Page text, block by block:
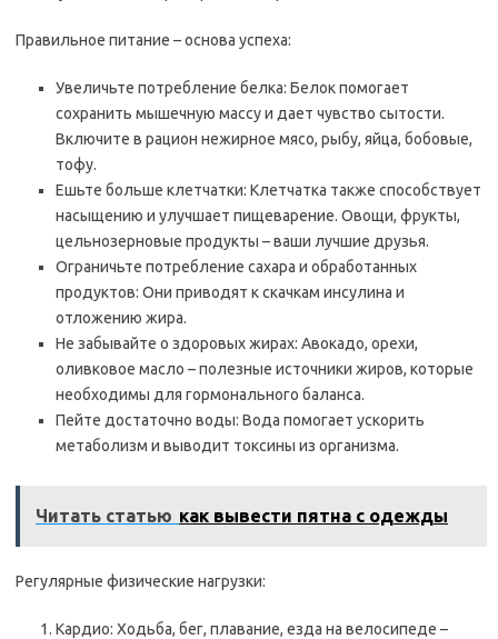
Правильное питание – основа успеха:
Увеличьте потребление белка: Белок помогает
сохранить мышечную массу и дает чувство сытости.
Включите в рацион нежирное мясо, рыбу, яйца, бобовые,
тофу.
Ешьте больше клетчатки: Клетчатка также способствует
насыщению и улучшает пищеварение. Овощи, фрукты,
цельнозерновые продукты – ваши лучшие друзья.
Ограничьте потребление сахара и обработанных
продуктов: Они приводят к скачкам инсулина и
отложению жира.
Не забывайте о здоровых жирах: Авокадо, орехи,
оливковое масло – полезные источники жиров, которые
необходимы для гормонального баланса.
Пейте достаточно воды: Вода помогает ускорить
метаболизм и выводит токсины из организма.
Читать статью как вывести пятна с одежды
Регулярные физические нагрузки:
Кардио: Ходьба, бег, плавание, езда на велосипеде –